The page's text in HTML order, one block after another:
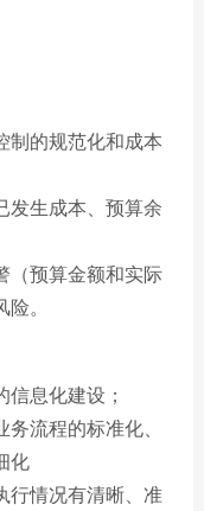
制的规范化和成本
发生成本、预算余
（预算金额和实际
。
息化建设；
流程的标准化、
化
行情况有清晰、准